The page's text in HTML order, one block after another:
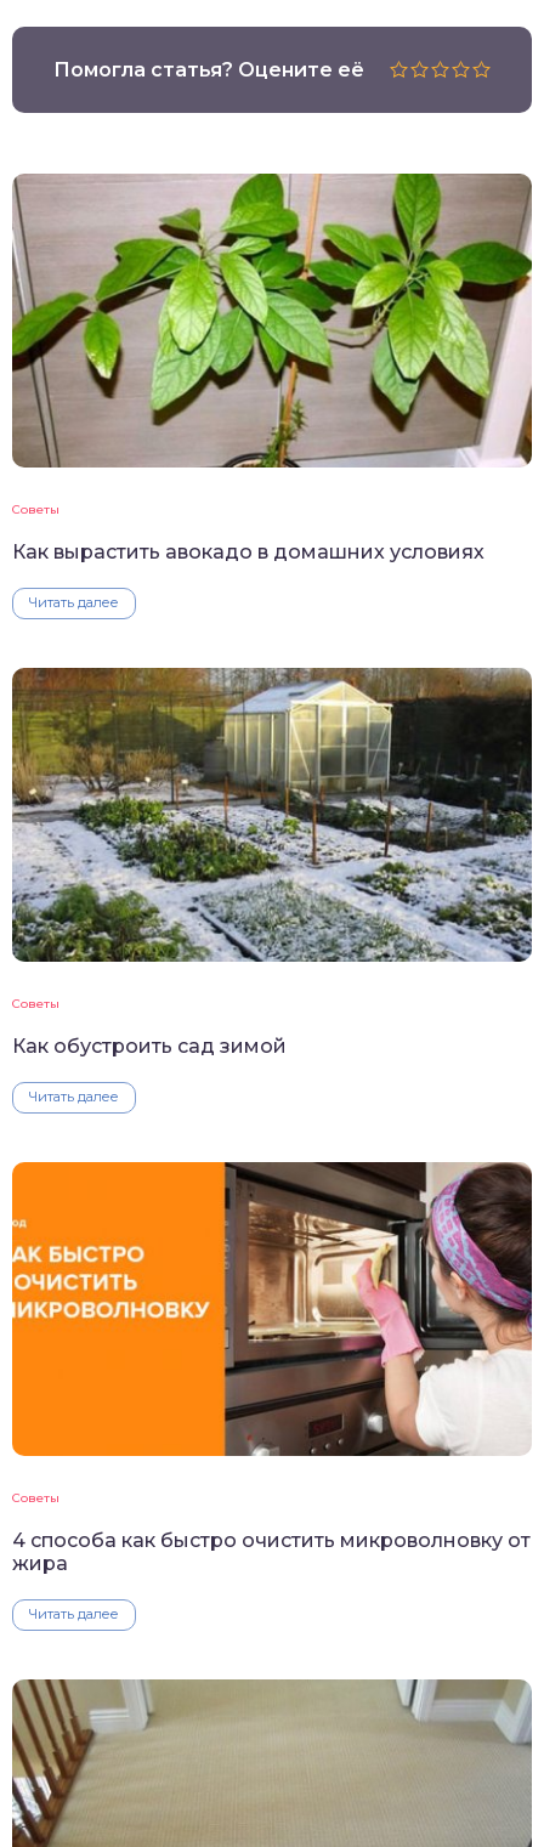
Помогла статья? Оцените её
Советы
Как вырастить авокадо в домашних условиях
Читать далее
Советы
Как обустроить сад зимой
Читать далее
Советы
4 способа как быстро очистить микроволновку от
жира
Читать далее